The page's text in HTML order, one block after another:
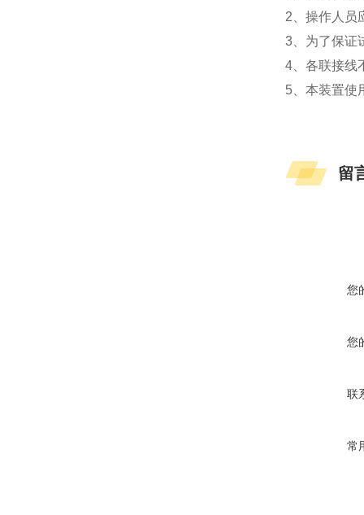
2、操作人员
3、为了保证
4、各联接线
5、本装置使
留
您
您
联
常